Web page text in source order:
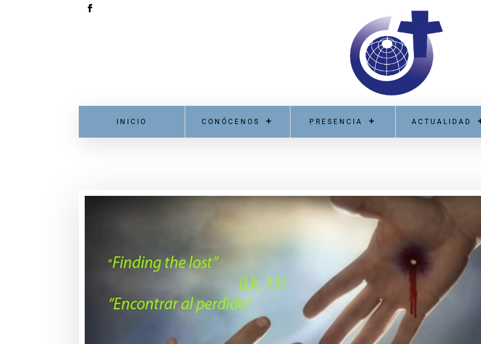
INICIO CONÓCENOS PRESENCIA ACTUALIDAD